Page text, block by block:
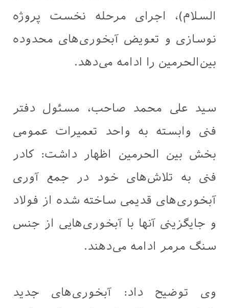
السلام)، اجرای مرحله نخست پروژه
نوسازی و تعویض آبخوری‌های محدوده
بین‌الحرمین را ادامه می‌دهد.
سيد علی محمد صاحب، مسئول دفتر
فنی وابسته به واحد تعمیرات عمومی
بخش بین الحرمین اظهار داشت: کادر
فنی به تلاش‌های خود در جمع آوری
آبخوری‌های قدیمی ساخته شده از فولاد
و جایگزینی آنها با آبخوری‌هایی از جنس
سنگ مرمر ادامه می‌دهند.
وی توضیح داد: آبخوری‌های جدید